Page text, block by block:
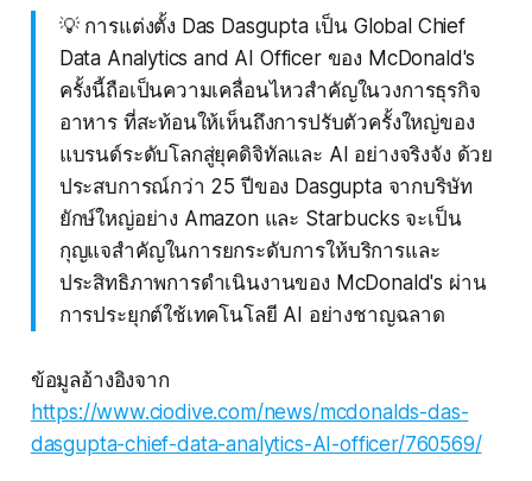
💡 การแต่งตั้ง Das Dasgupta เป็น Global Chief
Data Analytics and AI Officer ของ McDonald's
ครั้งนี้ถือเป็นความเคลื่อนไหวสำคัญในวงการธุรกิจ
อาหาร ที่สะท้อนให้เห็นถึงการปรับตัวครั้งใหญ่ของ
แบรนด์ระดับโลกสู่ยุคดิจิทัลและ AI อย่างจริงจัง ด้วย
ประสบการณ์กว่า 25 ปีของ Dasgupta จากบริษัท
ยักษ์ใหญ่อย่าง Amazon และ Starbucks จะเป็น
กุญแจสำคัญในการยกระดับการให้บริการและ
ประสิทธิภาพการดำเนินงานของ McDonald's ผ่าน
การประยุกต์ใช้เทคโนโลยี AI อย่างชาญฉลาด
ข้อมูลอ้างอิงจาก
https://www.ciodive.com/news/mcdonalds-das-
dasgupta-chief-data-analytics-AI-officer/760569/